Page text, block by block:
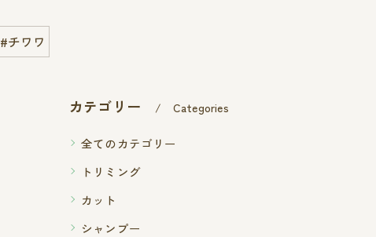
#チワワ
カテゴリー Categories
全てのカテゴリー
トリミング
カット
シャンプー